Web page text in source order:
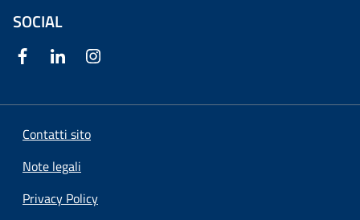
SOCIAL
Contatti sito
Note legali
Privacy Policy